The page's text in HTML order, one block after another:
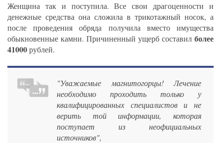
Женщина так и поступила. Все свои драгоценности и
денежные средства она сложила в трикотажный носок, а
после проведения обряда получила вместо имущества
обыкновенные камни. Причиненный ущерб составил более
41000рублей.
"Уважаемые магнитогорцы! Лечение
необходимо проходить только у
квалифицированных специалистов и не
верить той информации, которая
поступает из неофициальных
источников",